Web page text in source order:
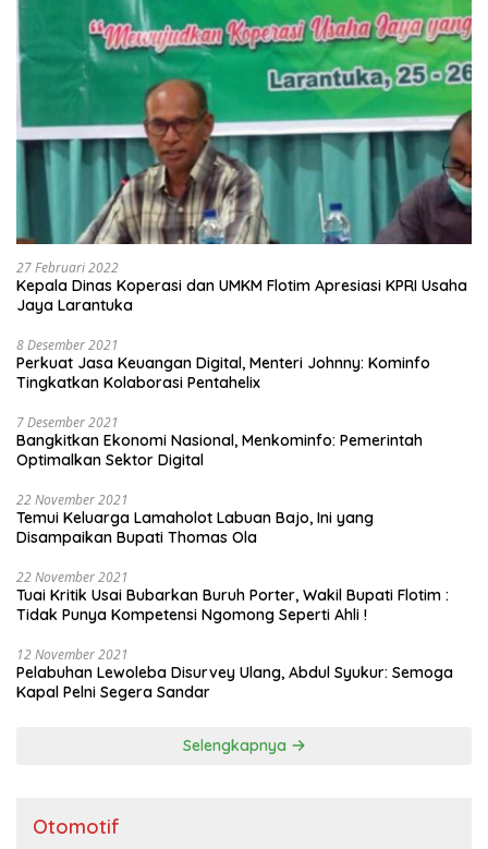
27 Februari 2022
Kepala Dinas Koperasi dan UMKM Flotim Apresiasi KPRI Usaha
Jaya Larantuka
8 Desember 2021
Perkuat Jasa Keuangan Digital, Menteri Johnny: Kominfo
Tingkatkan Kolaborasi Pentahelix
7 Desember 2021
Bangkitkan Ekonomi Nasional, Menkominfo: Pemerintah
Optimalkan Sektor Digital
22 November 2021
Temui Keluarga Lamaholot Labuan Bajo, Ini yang
Disampaikan Bupati Thomas Ola
22 November 2021
Tuai Kritik Usai Bubarkan Buruh Porter, Wakil Bupati Flotim :
Tidak Punya Kompetensi Ngomong Seperti Ahli !
12 November 2021
Pelabuhan Lewoleba Disurvey Ulang, Abdul Syukur: Semoga
Kapal Pelni Segera Sandar
Selengkapnya
Otomotif